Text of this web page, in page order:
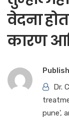
वेदना
कारण
Dr.
pune',